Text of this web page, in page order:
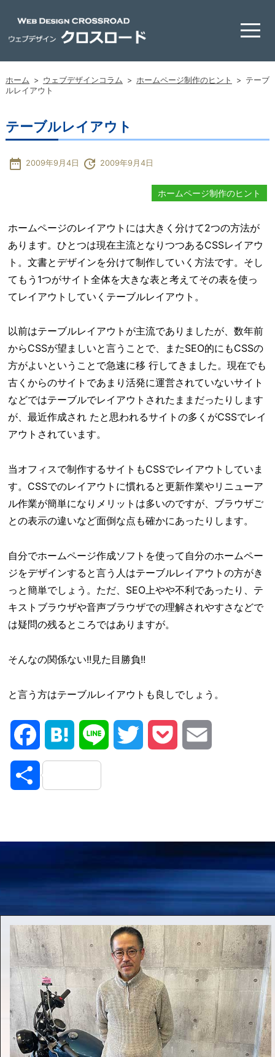
ホーム > ウェブデザインコラム > ホームページ制作のヒント > テーブ
ルレイアウト
テーブルレイアウト
date_range 2009年9月4日 update 2009年9月4日
ホームページ制作のヒント
ホームページのレイアウトには大きく分けて2つの方法が
あります。ひとつは現在主流となりつつあるCSSレイアウ
ト。文書とデザインを分けて制作していく方法です。そし
てもう1つがサイト全体を大きな表と考えてその表を使っ
てレイアウトしていくテーブルレイアウト。
以前はテーブルレイアウトが主流でありましたが、数年前
からCSSが望ましいと言うことで、またSEO的にもCSSの
方がよいということで急速に移 行してきました。現在でも
古くからのサイトであまり活発に運営されていないサイト
などではテーブルでレイアウトされたままだったりします
が、最近作成され たと思われるサイトの多くがCSSでレイ
アウトされています。
当オフィスで制作するサイトもCSSでレイアウトしていま
す。CSSでのレイアウトに慣れると更新作業やリニューア
ル作業が簡単になりメリットは多いのですが、ブラウザご
との表示の違いなど面倒な点も確かにあったりします。
自分でホームページ作成ソフトを使って自分のホームペー
ジをデザインすると言う人はテーブルレイアウトの方がき
っと簡単でしょう。ただ、SEO上やや不利であったり、テ
キストブラウザや音声ブラウザでの理解されやすさなどで
は疑問の残るところではありますが。
そんなの関係ない!!見た目勝負!!
と言う方はテーブルレイアウトも良しでしょう。
FacebookHatena Line Twitter Pocket
共